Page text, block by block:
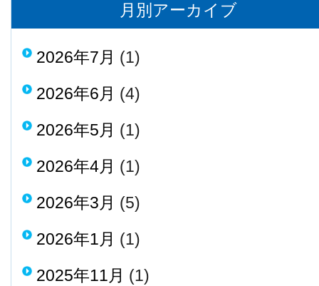
月別アーカイブ
2026年7月 (1)
2026年6月 (4)
2026年5月 (1)
2026年4月 (1)
2026年3月 (5)
2026年1月 (1)
2025年11月 (1)